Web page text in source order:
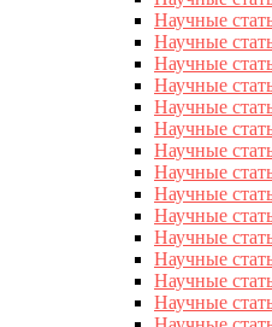
Научные
Научные
Научные
Научные
Научные
Научные
Научные
Научные
Научные
Научные
Научные
Научные
Научные
Научные